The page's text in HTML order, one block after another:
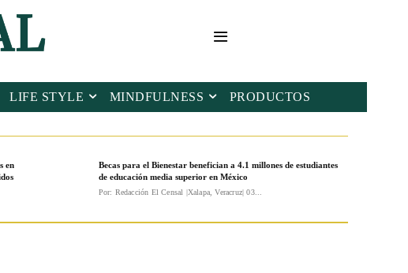
LIFE STYLE MINDFULNESS PRODUCTOS
en
Becas para el Bienestar benefician a 4.1 millones de estudiantes
de educación media superior en México
Por: Redacción El Censal |Xalapa, Veracruz| 03...